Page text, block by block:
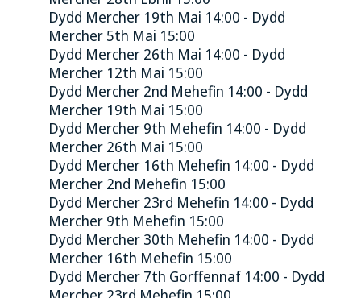
Dydd Mercher 19th Mai 14:00 - Dydd
Mercher 5th Mai 15:00
Dydd Mercher 26th Mai 14:00 - Dydd
Mercher 12th Mai 15:00
Dydd Mercher 2nd Mehefin 14:00 - Dydd
Mercher 19th Mai 15:00
Dydd Mercher 9th Mehefin 14:00 - Dydd
Mercher 26th Mai 15:00
Dydd Mercher 16th Mehefin 14:00 - Dydd
Mercher 2nd Mehefin 15:00
Dydd Mercher 23rd Mehefin 14:00 - Dydd
Mercher 9th Mehefin 15:00
Dydd Mercher 30th Mehefin 14:00 - Dydd
Mercher 16th Mehefin 15:00
Dydd Mercher 7th Gorffennaf 14:00 - Dydd